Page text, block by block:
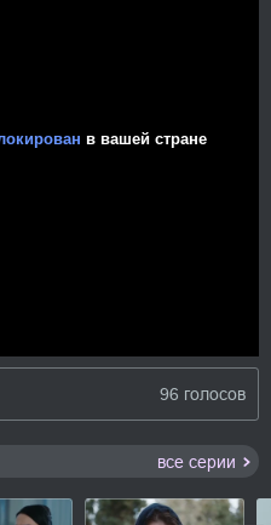
96 голосов
все серии